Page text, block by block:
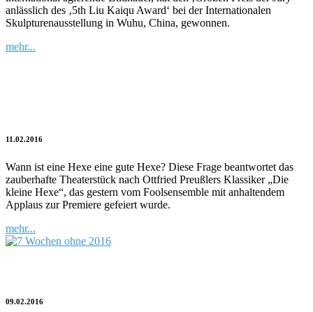
anlässlich des ‚5th Liu Kaiqu Award‘ bei der Internationalen
Skulpturenausstellung in Wuhu, China, gewonnen.
mehr...
11.02.2016
Wann ist eine Hexe eine gute Hexe? Diese Frage beantwortet das
zauberhafte Theaterstück nach Ottfried Preußlers Klassiker „Die
kleine Hexe“, das gestern vom Foolsensemble mit anhaltendem
Applaus zur Premiere gefeiert wurde.
mehr...
09.02.2016